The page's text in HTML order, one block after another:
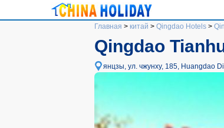
Главная > китай > Qingdao Hotels>
Qingdao
янцзы, ул. чжунху, 185, Huangdao